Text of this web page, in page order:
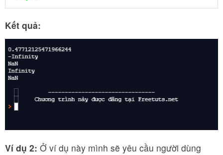
Kết quả:
Ví dụ 2: Ở ví dụ này mình sẽ yêu cầu người dùng